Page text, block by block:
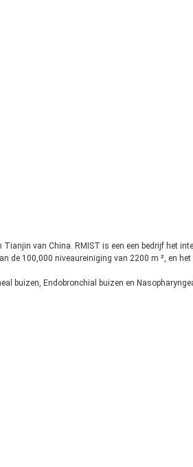
van China. RMIST is een een bedrijf het
de 100,000 niveaureiniging van 2200 m ², en
buizen, Endobronchial buizen en